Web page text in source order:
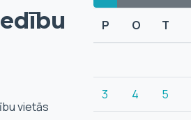
vietās
P O T
3 4 5